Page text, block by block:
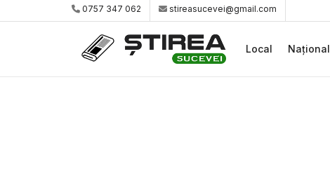
0757 347 062 stireasucevei@gmail.com
Local Național